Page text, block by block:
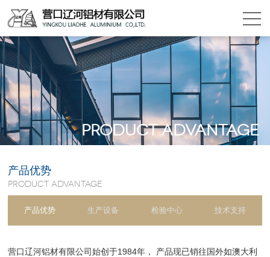
Product advantage
产品优势
Product advantage
产品优势 生产设备 检验中心 技术支持
营口辽河铝材有限公司始创于1984年， 产品现已销往国外如澳大利